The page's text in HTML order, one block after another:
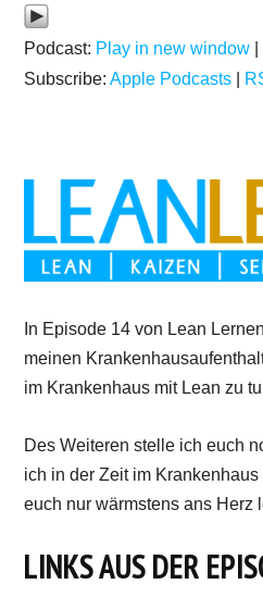
Podcast: Play in new window
Subscribe:Apple Podcasts
In Episode 14 von Lean
meinen
im Krankenhaus mit Lean zu
Des Weiteren stelle ich euch
ich in der Zeit im
euch nur wärmstens ans Herz
LINKS AUS DER